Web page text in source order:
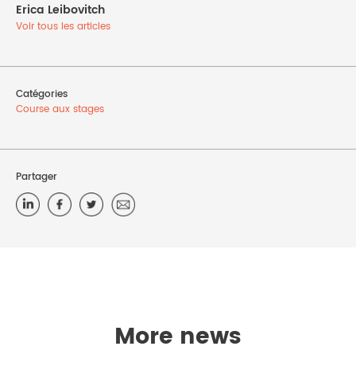
Erica Leibovitch
Voir tous les articles
Catégories
Course aux stages
Partager
More news